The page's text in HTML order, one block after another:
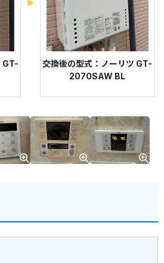
GT-
交換後の型式：ノーリツ GT-
2070SAW BL